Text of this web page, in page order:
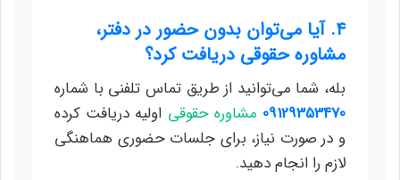
۴. آیا می‌توان بدون حضور در دفتر،
مشاوره حقوقی دریافت کرد؟
بله، شما می‌توانید از طریق تماس تلفنی با شماره
09129353470 مشاوره حقوقی اولیه دریافت کرده
و در صورت نیاز، برای جلسات حضوری هماهنگی
لازم را انجام دهید.